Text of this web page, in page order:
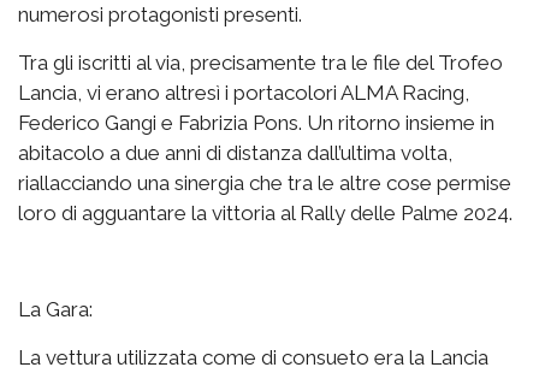
numerosi protagonisti presenti.
Tra gli iscritti al via, precisamente tra le file del Trofeo
Lancia, vi erano altresì i portacolori ALMA Racing,
Federico Gangi e Fabrizia Pons. Un ritorno insieme in
abitacolo a due anni di distanza dall’ultima volta,
riallacciando una sinergia che tra le altre cose permise
loro di agguantare la vittoria al Rally delle Palme 2024.
La Gara:
La vettura utilizzata come di consueto era la Lancia